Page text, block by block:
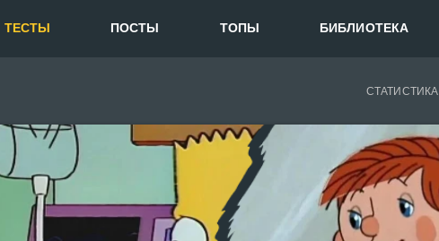
ТЕСТЫ ПОСТЫ ТОПЫ БИБЛИОТЕКА
СТАТИСТИКА